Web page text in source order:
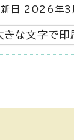
日 2026年3
きな文字で印